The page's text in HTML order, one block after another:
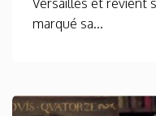
marqué sa...